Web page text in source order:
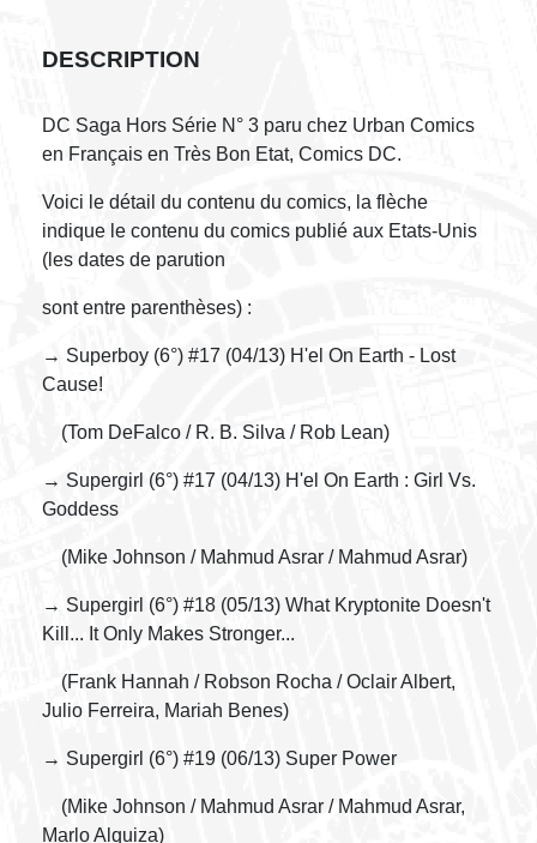
DESCRIPTION
DC Saga Hors Série N° 3 paru chez Urban Comics
en Français en Très Bon Etat, Comics DC.
Voici le détail du contenu du comics, la flèche
indique le contenu du comics publié aux Etats-Unis
(les dates de parution
sont entre parenthèses) :
→ Superboy (6°) #17 (04/13) H'el On Earth - Lost
Cause!
(Tom DeFalco / R. B. Silva / Rob Lean)
→ Supergirl (6°) #17 (04/13) H'el On Earth : Girl Vs.
Goddess
(Mike Johnson / Mahmud Asrar / Mahmud Asrar)
→ Supergirl (6°) #18 (05/13) What Kryptonite Doesn't
Kill... It Only Makes Stronger...
(Frank Hannah / Robson Rocha / Oclair Albert,
Julio Ferreira, Mariah Benes)
→ Supergirl (6°) #19 (06/13) Super Power
(Mike Johnson / Mahmud Asrar / Mahmud Asrar,
Marlo Alquiza)